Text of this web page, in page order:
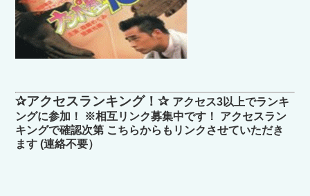
✰アクセスランキング！✰ アクセス3以上でランキ
ングに参加！ ※相互リンク募集中です！ アクセスラン
キングで確認次第 こちらからもリンクさせていただき
ます (連絡不要）